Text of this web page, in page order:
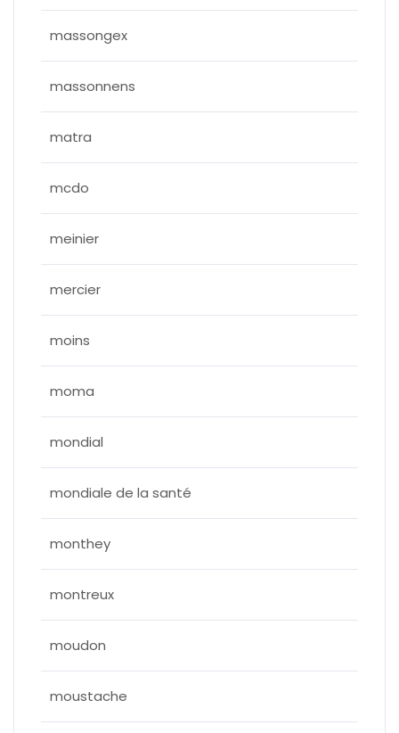
massongex
massonnens
matra
mcdo
meinier
mercier
moins
moma
mondial
mondiale de la santé
monthey
montreux
moudon
moustache